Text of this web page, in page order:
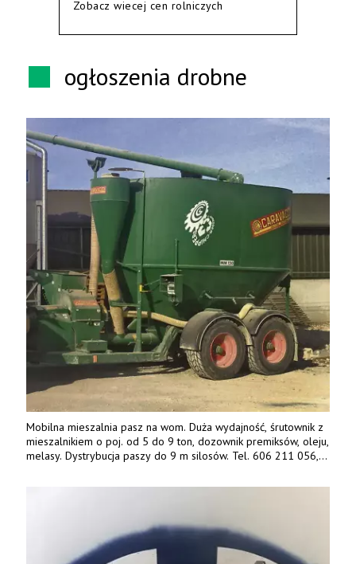
Zobacz wiecej cen rolniczych
ogłoszenia drobne
Mobilna mieszalnia pasz na wom. Duża wydajność, śrutownik z
mieszalnikiem o poj. od 5 do 9 ton, dozownik premiksów, oleju,
melasy. Dystrybucja paszy do 9 m silosów. Tel. 606 211 056,